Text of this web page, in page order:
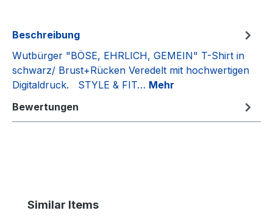
Beschreibung
Wutbürger "BÖSE, EHRLICH, GEMEIN" T-Shirt in
schwarz/ Brust+Rücken Veredelt mit hochwertigen
Digitaldruck. STYLE & FIT… Mehr
Bewertungen
Produktgalerie überspringen
Similar Items